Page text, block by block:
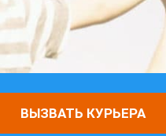
ВЫЗВАТЬ КУРЬЕРА